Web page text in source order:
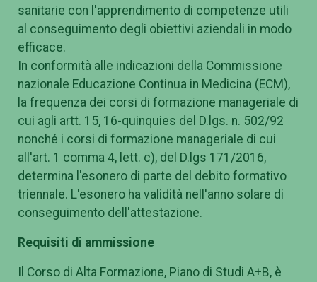
sanitarie con l'apprendimento di competenze utili
al conseguimento degli obiettivi aziendali in modo
efficace.
In conformità alle indicazioni della Commissione
nazionale Educazione Continua in Medicina (ECM),
la frequenza dei corsi di formazione manageriale di
cui agli artt. 15, 16-quinquies del D.lgs. n. 502/92
nonché i corsi di formazione manageriale di cui
all'art. 1 comma 4, lett. c), del D.lgs 171/2016,
determina l'esonero di parte del debito formativo
triennale. L'esonero ha validità nell'anno solare di
conseguimento dell'attestazione.
Requisiti di ammissione
Il Corso di Alta Formazione, Piano di Studi A+B, è